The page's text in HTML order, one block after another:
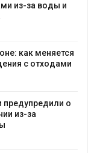
Авг 7, 2026
уборку контейнерных
Авг 7, 2026